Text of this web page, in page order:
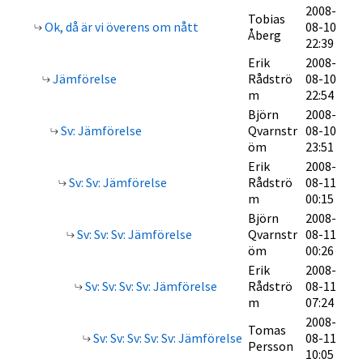
Ok, då är vi överens om nått
Tobias
Åberg
2008-
08-10
22:39
Jämförelse
Erik
Rådströ
m
2008-
08-10
22:54
Sv: Jämförelse
Björn
Qvarnstr
öm
2008-
08-10
23:51
Sv: Sv: Jämförelse
Erik
Rådströ
m
2008-
08-11
00:15
Sv: Sv: Sv: Jämförelse
Björn
Qvarnstr
öm
2008-
08-11
00:26
Sv: Sv: Sv: Sv: Jämförelse
Erik
Rådströ
m
2008-
08-11
07:24
Sv: Sv: Sv: Sv: Sv: Jämförelse Tomas
Persson
2008-
08-11
10:05